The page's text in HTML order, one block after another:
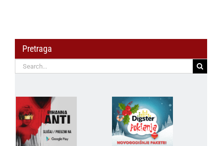
Pretraga
Search
for: